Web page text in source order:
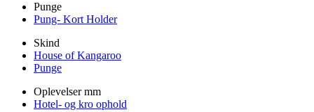
Punge
Pung- Kort Holder
Skind
House of Kangaroo
Punge
Oplevelser mm
Hotel- og kro ophold